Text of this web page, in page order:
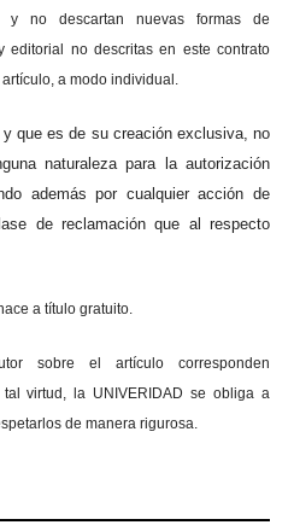
y no descartan nuevas formas de
editorial no descritas en este contrato
a modo individual.
que es de su creación exclusiva, no
naturaleza para la autorización
además por cualquier acción de
de reclamación que al respecto
a título gratuito.
sobre el artículo corresponden
virtud, la UNIVERIDAD se obliga a
de manera rigurosa.